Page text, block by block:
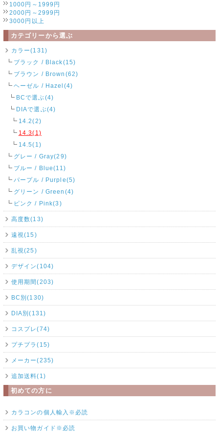
1000円～1999円
2000円～2999円
3000円以上
カテゴリーから選ぶ
カラー(131)
ブラック / Black(15)
ブラウン / Brown(62)
ヘーゼル / Hazel(4)
BCで選ぶ(4)
DIAで選ぶ(4)
14.2(2)
14.3(1)
14.5(1)
グレー / Gray(29)
ブルー / Blue(11)
パープル / Purple(5)
グリーン / Green(4)
ピンク / Pink(3)
高度数(13)
遠視(15)
乱視(25)
デザイン(104)
使用期間(203)
BC別(130)
DIA別(131)
コスプレ(74)
プチプラ(15)
メーカー(235)
追加送料(1)
初めての方に
カラコンの個人輸入※必読
お買い物ガイド※必読